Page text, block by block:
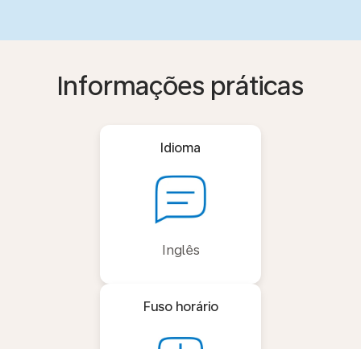
Informações práticas
Idioma
Inglês
Fuso horário